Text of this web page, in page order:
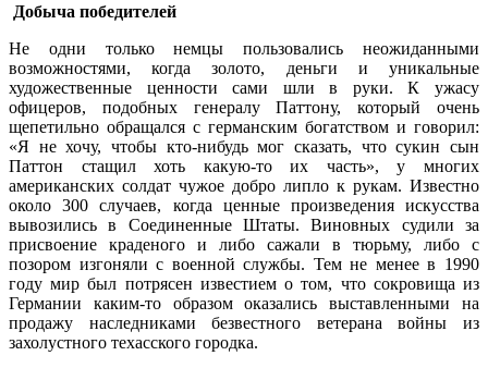
Добыча победителей
Не одни только немцы пользовались неожиданными
возможностями, когда золото, деньги и уникальные
художественные ценности сами шли в руки. К ужасу
офицеров, подобных генералу Паттону, который очень
щепетильно обращался с германским богатством и говорил:
«Я не хочу, чтобы кто-нибудь мог сказать, что сукин сын
Паттон стащил хоть какую-то их часть», у многих
американских солдат чужое добро липло к рукам. Известно
около 300 случаев, когда ценные произведения искусства
вывозились в Соединенные Штаты. Виновных судили за
присвоение краденого и либо сажали в тюрьму, либо с
позором изгоняли с военной службы. Тем не менее в 1990
году мир был потрясен известием о том, что сокровища из
Германии каким-то образом оказались выставленными на
продажу наследниками безвестного ветерана войны из
захолустного техасского городка.